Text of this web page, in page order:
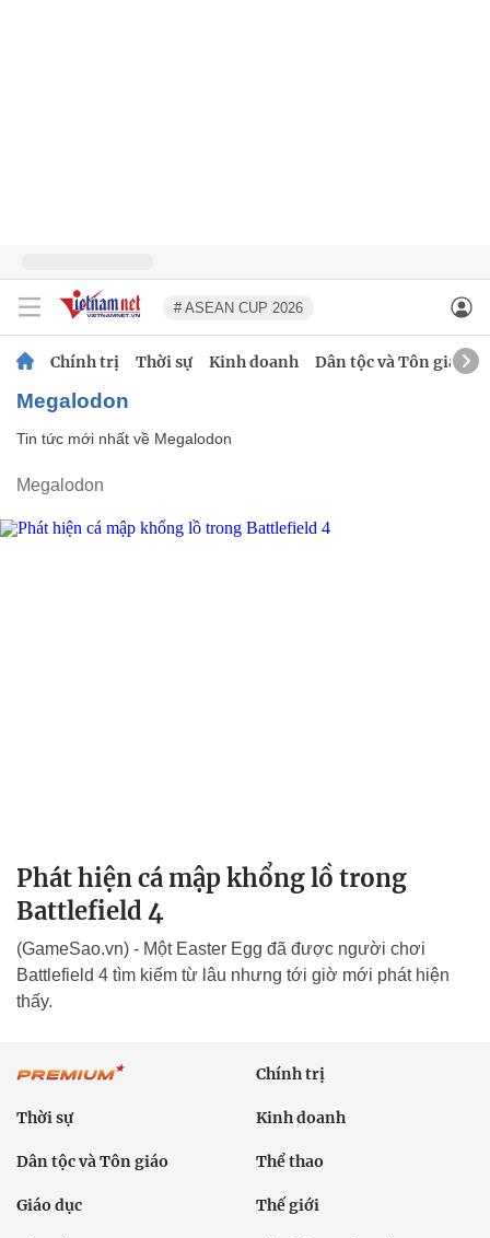
# ASEAN CUP 2026
Chính trị Thời sự Kinh doanh Dân tộc và Tôn giáo
Megalodon
Tin tức mới nhất về Megalodon
Megalodon
Phát hiện cá mập khổng lồ trong
Battlefield 4
(GameSao.vn) - Một Easter Egg đã được người chơi
Battlefield 4 tìm kiếm từ lâu nhưng tới giờ mới phát hiện
thấy.
Chính trị
Thời sự Kinh doanh
Dân tộc và Tôn giáo Thể thao
Giáo dục Thế giới